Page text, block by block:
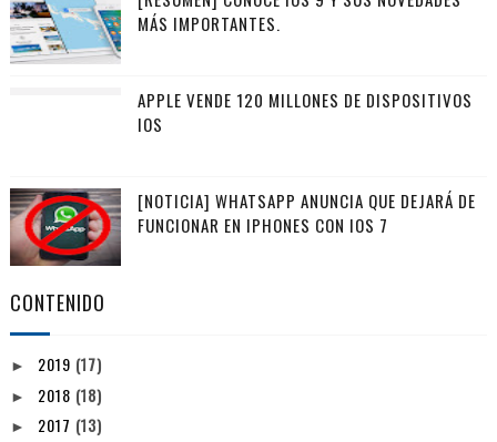
MÁS IMPORTANTES.
APPLE VENDE 120 MILLONES DE DISPOSITIVOS
IOS
[NOTICIA] WHATSAPP ANUNCIA QUE DEJARÁ DE
FUNCIONAR EN IPHONES CON IOS 7
CONTENIDO
► 2019 (17)
► 2018 (18)
► 2017 (13)